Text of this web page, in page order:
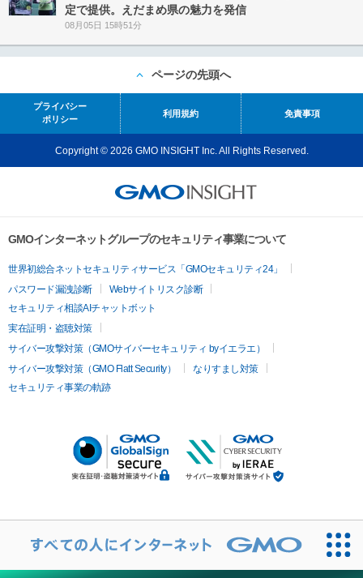
定で提供。えだまめ県の魅力を発信
08月05日 15時51分
ページの先頭へ
プライバシー
ポリシー
利用規約 免責事項
Copyright © 2026 GMO INSIGHT Inc. All Rights Reserved.
GMOインターネットグループのセキュリティ事業について
世界初総合ネットセキュリティサービス「GMOセキュリティ24」
パスワード漏洩診断
Webサイトリスク診断
セキュリティ相談AIチャットボット
実在証明・盗聴対策
サイバー攻撃対策（GMOサイバーセキュリティ byイエラエ）
サイバー攻撃対策（GMO Flatt Security）
なりすまし対策
セキュリティ事業の軌跡